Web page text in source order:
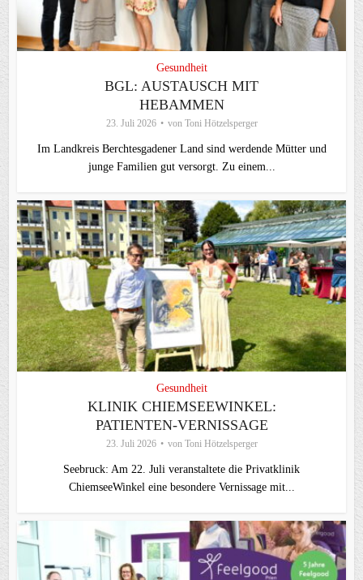
Gesundheit
BGL: AUSTAUSCH MIT
HEBAMMEN
23. Juli 2026 von Toni Hötzelsperger
Im Landkreis Berchtesgadener Land sind werdende Mütter und
junge Familien gut versorgt. Zu einem...
Gesundheit
KLINIK CHIEMSEEWINKEL:
PATIENTEN-VERNISSAGE
23. Juli 2026 von Toni Hötzelsperger
Seebruck: Am 22. Juli veranstaltete die Privatklinik
ChiemseeWinkel eine besondere Vernissage mit...